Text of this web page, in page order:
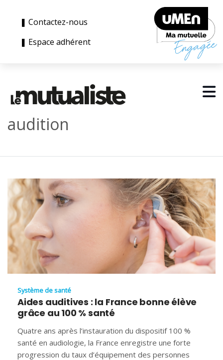
❚ Contactez-nous
❚ Espace adhérent
audition
Système de santé
Aides auditives : la France bonne élève
grâce au 100 % santé
Quatre ans après l’instauration du dispositif 100 %
santé en audiologie, la France enregistre une forte
progression du taux d’équipement des personnes